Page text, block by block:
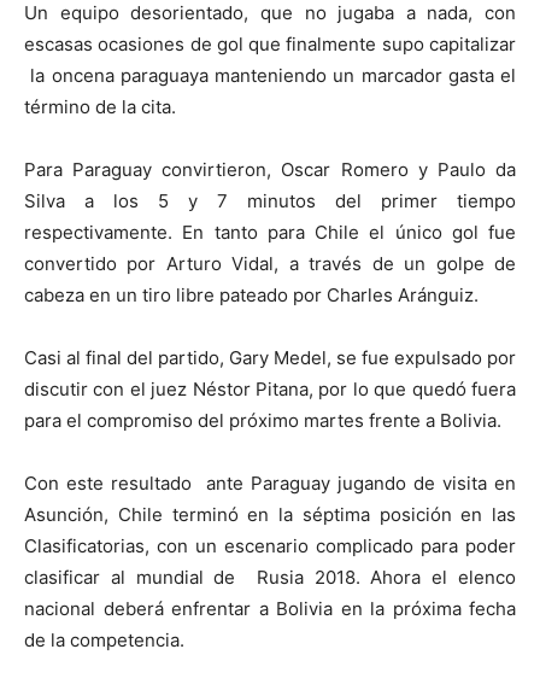
Un equipo desorientado, que no jugaba a nada, con
escasas ocasiones de gol que finalmente supo capitalizar
la oncena paraguaya manteniendo un marcador gasta el
término de la cita.
Para Paraguay convirtieron, Oscar Romero y Paulo da
Silva a los 5 y 7 minutos del primer tiempo
respectivamente. En tanto para Chile el único gol fue
convertido por Arturo Vidal, a través de un golpe de
cabeza en un tiro libre pateado por Charles Aránguiz.
Casi al final del partido, Gary Medel, se fue expulsado por
discutir con el juez Néstor Pitana, por lo que quedó fuera
para el compromiso del próximo martes frente a Bolivia.
Con este resultado ante Paraguay jugando de visita en
Asunción, Chile terminó en la séptima posición en las
Clasificatorias, con un escenario complicado para poder
clasificar al mundial de Rusia 2018. Ahora el elenco
nacional deberá enfrentar a Bolivia en la próxima fecha
de la competencia.